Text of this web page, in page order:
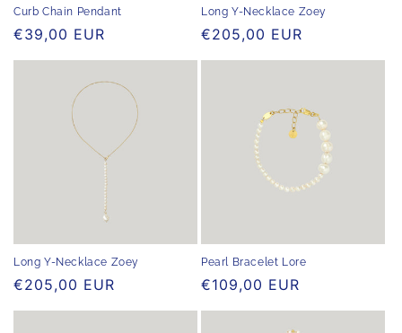
Curb Chain Pendant
Normaler
Preis
€39,00 EUR
Long Y-Necklace Zoey
Normaler
Preis
€205,00 EUR
Long Y-Necklace Zoey
Normaler
Preis
€205,00 EUR
Pearl Bracelet Lore
Normaler
Preis
€109,00 EUR